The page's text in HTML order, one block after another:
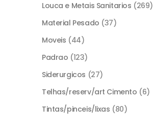
Louca e Metais Sanitarios (269)
Material Pesado (37)
Moveis (44)
Padrao (123)
Siderurgicos (27)
Telhas/reserv/art Cimento (6)
Tintas/pinceis/lixas (80)